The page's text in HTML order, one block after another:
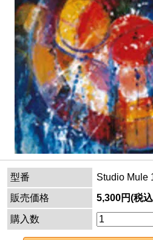
型番
Studio Mule
販売価格
5,300円(税
購入数